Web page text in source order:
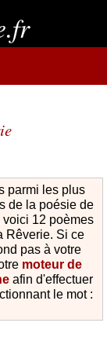
parmi les plus
de la poésie de
voici 12 poèmes
Rêverie. Si ce
pas à votre
moteur de
afin d'effectuer
le mot :